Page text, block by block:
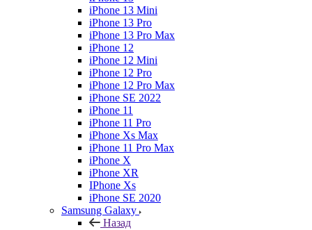
iPhone 13 Mini
iPhone 13 Pro
iPhone 13 Pro Max
iPhone 12
iPhone 12 Mini
iPhone 12 Pro
iPhone 12 Pro Max
iPhone SE 2022
iPhone 11
iPhone 11 Pro
iPhone Xs Max
iPhone 11 Pro Max
iPhone X
iPhone XR
IPhone Xs
iPhone SE 2020
Samsung Galaxy
Назад